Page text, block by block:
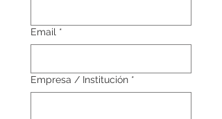
Email *
Empresa / Institución *